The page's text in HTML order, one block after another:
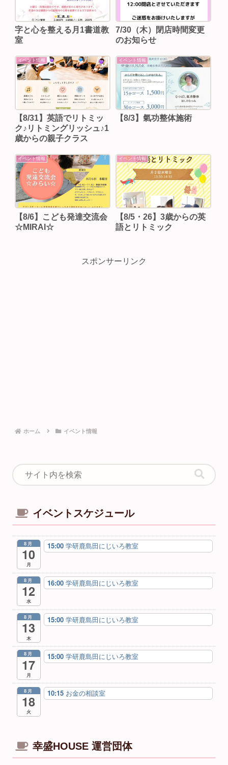
字と心を整える月1書道教
室
7/30（木）閉店時間変更
のお知らせ
イベント情報
【8/31】英語でリトミッ
ク♪リトミングリッシュ♪1
歳からの親子クラス
イベント情報
【8/3】⁡氣功整体施術
イベント情報
【8/6】こども発達交流会
☆MIRAI☆
イベント情報
【8/5・26】3歳からの英
語とリトミック
スポンサーリンク
ホーム イベント情報
イベントスケジュール
8月
10
月
15:00 学研鹿島田にじいろ教室
8月
12
水
16:00 学研鹿島田にじいろ教室
8月
13
木
15:00 学研鹿島田にじいろ教室
8月
17
月
15:00 学研鹿島田にじいろ教室
8月
18
火
10:15 お金の相談室
幸盛HOUSE 運営団体